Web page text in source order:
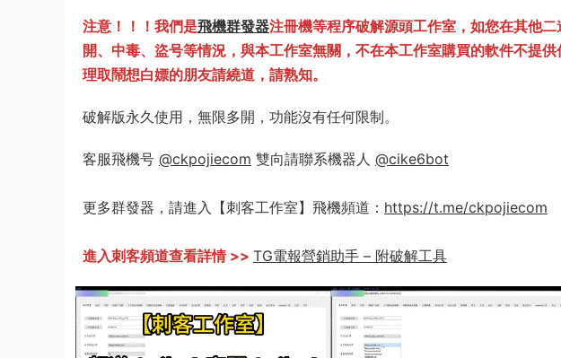
注意！！！我們是飛機群發器注冊機等程序破解源頭工作室，如您在其他
開、中毒、盜号等情況，與本工作室無關，不在本工作室購買的軟件不提
理取鬧想白嫖的朋友請繞道，請熟知。
破解版永久使用，無限多開，功能沒有任何限制。
客服飛機号 @ckpojiecom 雙向請聯系機器人 @cike6bot
更多群發器，請進入【刺客工作室】飛機頻道： https://t.me/ckpojiecom
進入刺客頻道查看詳情 >> TG電報營銷助手 – 附破解工具